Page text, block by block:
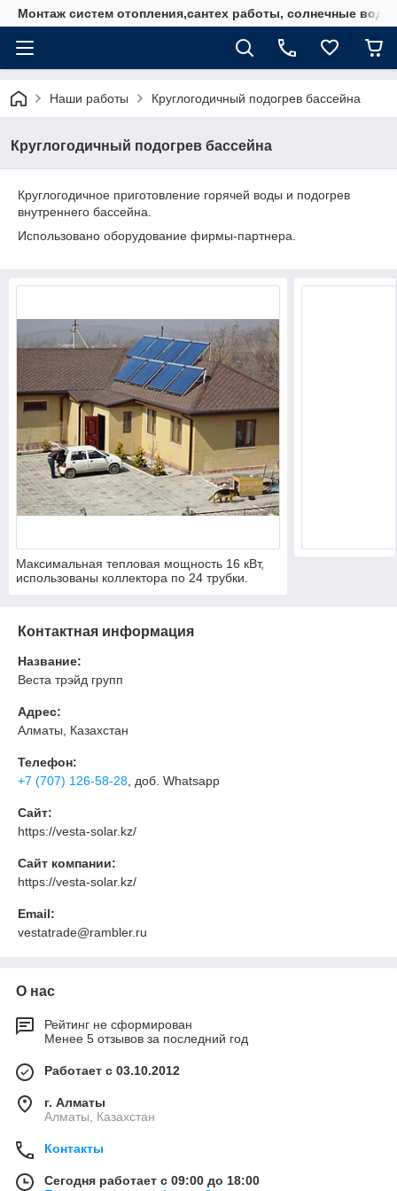
Монтаж систем отопления,сантех работы, солнечные
Наши работы Круглогодичный подогрев бассейна
Круглогодичный подогрев бассейна
Круглогодичное приготовление горячей воды и подогрев
внутреннего бассейна.
Использовано оборудование фирмы-партнера.
Максимальная тепловая мощность 16 кВт,
использованы коллектора по 24 трубки.
Контактная информация
Название:
Веста трэйд групп
Адрес:
Алматы, Казахстан
Телефон:
+7 (707) 126-58-28 , доб. Whatsapp
Сайт:
https://vesta-solar.kz/
Сайт компании:
https://vesta-solar.kz/
Email:
vestatrade@rambler.ru
О нас
Рейтинг не сформирован
Менее 5 отзывов за последний год
Работает с 03.10.2012
г. Алматы
Алматы, Казахстан
Контакты
Сегодня работает с 09:00 до 18:00